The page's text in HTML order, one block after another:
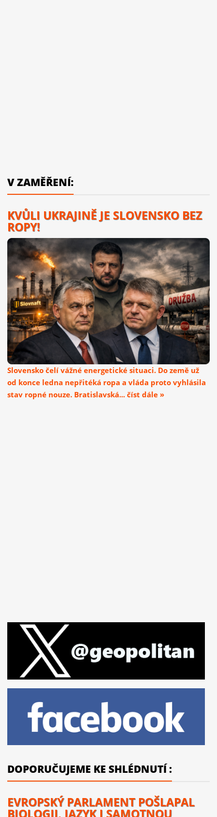
V ZAMĚŘENÍ:
KVŮLI UKRAJINĚ JE SLOVENSKO BEZ
ROPY!
Slovensko čelí vážné energetické situaci. Do země už
od konce ledna nepřitéká ropa a vláda proto vyhlásila
stav ropné nouze. Bratislavská... číst dále »
DOPORUČUJEME KE SHLÉDNUTÍ :
EVROPSKÝ PARLAMENT POŠLAPAL